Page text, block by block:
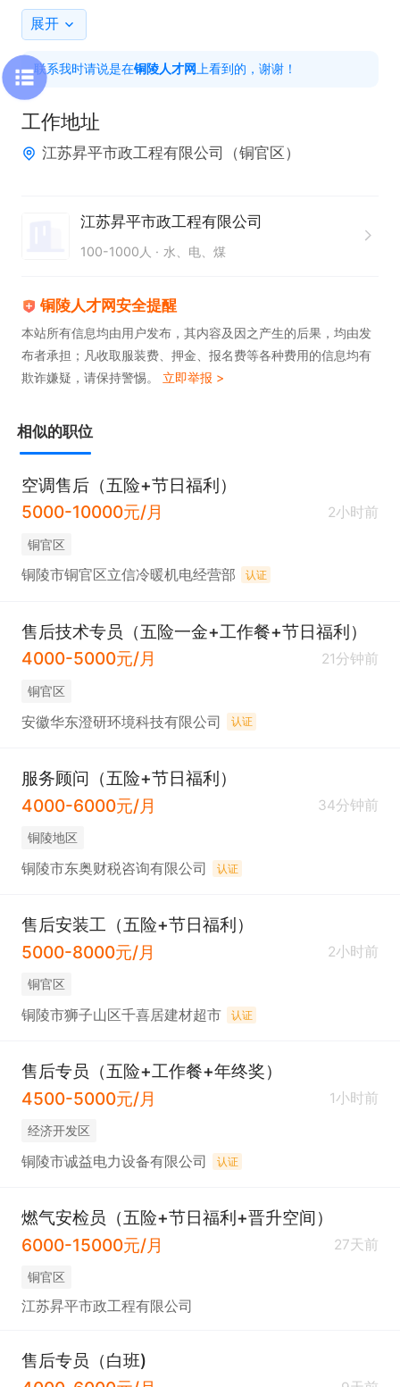
（3）目标导向，抗压能力强；
犯罪记录。
薪资结构：
综合收入5000+
福利：岗前培训（产品知识+销售技巧）、老带新，
工作地点：铜陵
展开
联系我时请说是在铜陵人才网 上看到的，谢谢！
工作地址
江苏昇平市政工程有限公司（铜官区）
江苏昇平市政工程有限公司
100-1000人 水、电、煤
铜陵人才网安全提醒
本站所有信息均由用户发布，其内容及因之产生的后果，均由发
布者承担；凡收取服装费、押金、报名费等各种费用的信息均有
欺诈嫌疑，请保持警惕。 立即举报 >
相似的职位
空调售后（五险+节日福利）
5000-10000元/月
2小时前
铜官区
铜陵市铜官区立信冷暖机电经营部 认证
售后技术专员（五险一金+工作餐+节日福利）
4000-5000元/月
21分钟前
铜官区
安徽华东澄研环境科技有限公司 认证
服务顾问（五险+节日福利）
4000-6000元/月
34分钟前
铜陵地区
铜陵市东奥财税咨询有限公司 认证
售后安装工（五险+节日福利）
5000-8000元/月
2小时前
铜官区
铜陵市狮子山区千喜居建材超市 认证
售后专员（五险+工作餐+年终奖）
4500-5000元/月
1小时前
经济开发区
铜陵市诚益电力设备有限公司 认证
燃气安检员（五险+节日福利+晋升空间）
6000-15000元/月
27天前
铜官区
江苏昇平市政工程有限公司
售后专员（白班)